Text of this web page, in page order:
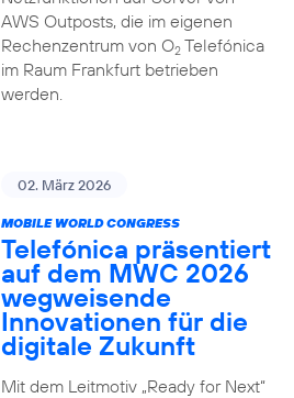
AWS Outposts, die im eigenen
Rechenzentrum von O2Telefónica
im Raum Frankfurt betrieben
werden.
02. März 2026
MOBILE WORLD CONGRESS
Telefónica präsentiert
auf dem MWC 2026
wegweisende
Innovationen für die
digitale Zukunft
Mit dem Leitmotiv „Ready for Next“